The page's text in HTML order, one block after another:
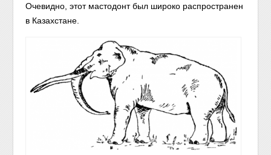
Очевидно, этот мастодонт был широко распространен
в Казахстане.